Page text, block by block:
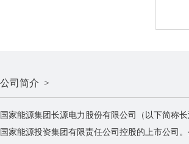
公司简介 >
国家能源集团长源电力股份有限公司（以下简称
国家能源投资集团有限责任公司控股的上市公司。